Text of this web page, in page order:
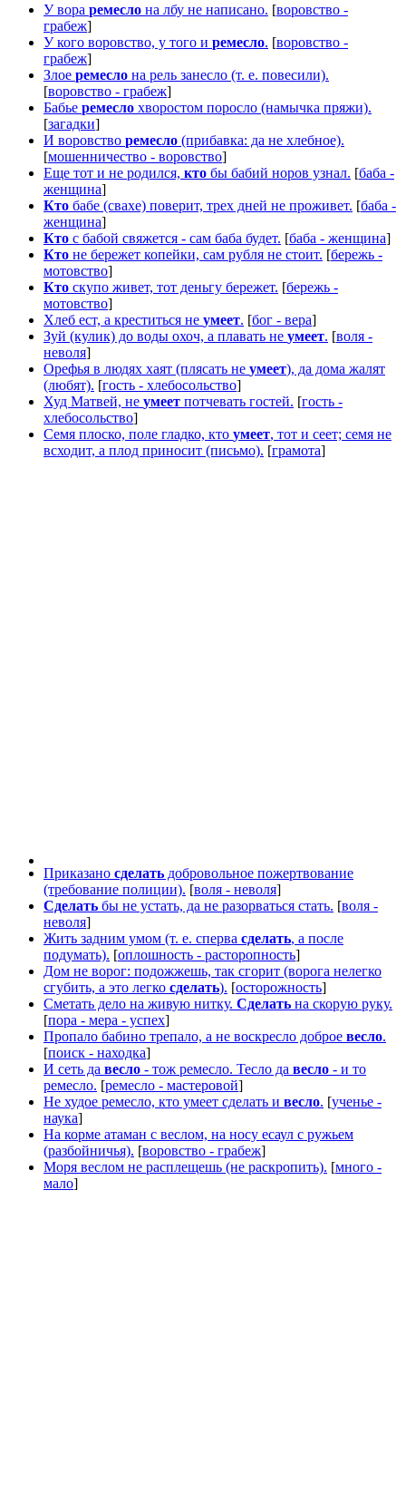
У вора ремесло на лбу не написано. [воровство -
грабеж]
У кого воровство, у того и ремесло. [воровство -
грабеж]
Злое ремесло на рель занесло (т. е. повесили).
[воровство - грабеж]
Бабье ремесло хворостом поросло (намычка пряжи).
[загадки]
И воровство ремесло (прибавка: да не хлебное).
[мошенничество - воровство]
Еще тот и не родился, кто бы бабий норов узнал. [баба -
женщина]
Кто бабе (свахе) поверит, трех дней не проживет. [баба -
женщина]
Кто с бабой свяжется - сам баба будет. [баба - женщина]
Кто не бережет копейки, сам рубля не стоит. [бережь -
мотовство]
Кто скупо живет, тот деньгу бережет. [бережь -
мотовство]
Хлеб ест, а креститься не умеет. [бог - вера]
Зуй (кулик) до воды охоч, а плавать не умеет. [воля -
неволя]
Орефья в людях хаят (плясать не умеет), да дома жалят
(любят). [гость - хлебосольство]
Худ Матвей, не умеет потчевать гостей. [гость -
хлебосольство]
Семя плоско, поле гладко, кто умеет, тот и сеет; семя не
всходит, а плод приносит (письмо). [грамота]
Приказано сделать добровольное пожертвование
(требование полиции). [воля - неволя]
Сделать бы не устать, да не разорваться стать. [воля -
неволя]
Жить задним умом (т. е. сперва сделать, а после
подумать). [оплошность - расторопность]
Дом не ворог: подожжешь, так сгорит (ворога нелегко
сгубить, а это легко сделать). [осторожность]
Сметать дело на живую нитку. Сделать на скорую руку.
[пора - мера - успех]
Пропало бабино трепало, а не воскресло доброе весло.
[поиск - находка]
И сеть да весло - тож ремесло. Тесло да весло - и то
ремесло. [ремесло - мастеровой]
Не худое ремесло, кто умеет сделать и весло. [ученье -
наука]
На корме атаман с веслом, на носу есаул с ружьем
(разбойничья). [воровство - грабеж]
Моря веслом не расплещешь (не раскропить). [много -
мало]